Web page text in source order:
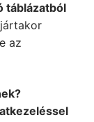
táblázatból
az